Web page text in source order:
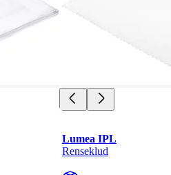
Lumea IPL
Renseklud